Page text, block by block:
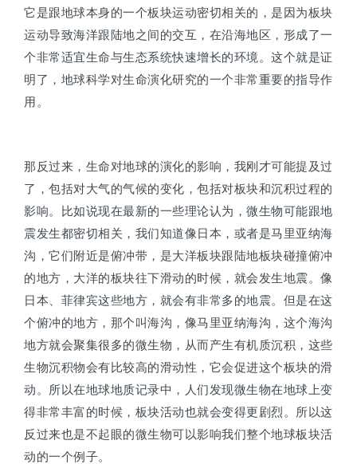
它是跟地球本身的一个板块运动密切相关的，是因为板块
运动导致海洋跟陆地之间的交互，在沿海地区，形成了一
个非常适宜生命与生态系统快速增长的环境。这个就是证
明了，地球科学对生命演化研究的一个非常重要的指导作
用。
那反过来，生命对地球的演化的影响，我刚才可能提及过
了，包括对大气的气候的变化，包括对板块和沉积过程的
影响。比如说现在最新的一些理论认为，微生物可能跟地
震发生都密切相关，我们知道像日本，或者是马里亚纳海
沟，它们附近是俯冲带，是大洋板块跟陆地板块碰撞俯冲
的地方，大洋的板块往下滑动的时候，就会发生地震。像
日本、菲律宾这些地方，就会有非常多的地震。但是在这
个俯冲的地方，那个叫海沟，像马里亚纳海沟，这个海沟
地方就会聚集很多的微生物，从而产生有机质沉积，这些
生物沉积物会有比较高的滑动性，它会促进这个板块的滑
动。所以在地球地质记录中，人们发现微生物在地球上变
得非常丰富的时候，板块活动也就会变得更剧烈。所以这
反过来也是不起眼的微生物可以影响我们整个地球板块活
动的一个例子。